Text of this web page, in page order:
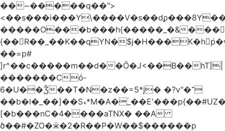
��~�����q��">
�����O���b���h{�����_�&
{��
��=p#
]r^��c�����m��d��Ö�J<��B��hT]|
�������Có­
6�U��Ǯ��T�N�z��=5*į� �?v"�־
��b�l�_��]��Sޑ*M�A�۬_��E'���p{��#UZ�D\1��%\9�<0Kl�>:
[�b���nC�4����aTNX� ��A
ծ��#�ZO�ӝ�2�R��P�W��$������p